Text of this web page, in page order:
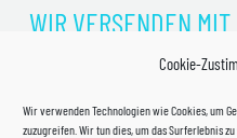
Cookie-
Wir verwenden Technologien wie Cookies, um
zuzugreifen. Wir tun dies, um das Surferlebnis
WIR VERSENDEN MIT